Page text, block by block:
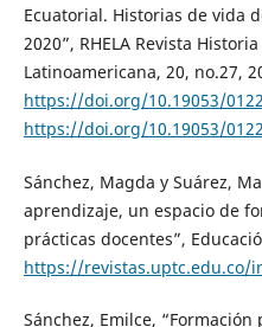
Ecuatorial. Historias de vida
2020”, RHELA Revista
Latinoamericana, 20, no.27,
https://doi.org/10.19053/
https://doi.org/10.19053/
Sánchez, Magda y Suárez,
aprendizaje, un espacio de
prácticas docentes”,
https://revistas.uptc.edu.co/
Sánchez, Emilce,